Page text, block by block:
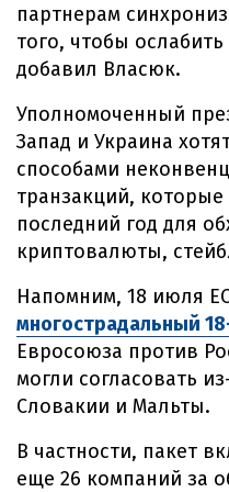
партнерам
того, чтобы
добавил Власюк.
Уполномоченный
Запад и Украина
способами
транзакций,
последний год для
криптовалюты,
Напомним, 18 июля
многострадальный
Евросоюза против
могли согласовать
Словакии и Мальты.
В частности, пакет
еще 26 компаний за